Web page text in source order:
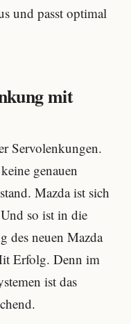
und passt optimal
mit
Servolenkungen.
genauen
Mazda ist sich
so ist in die
des neuen Mazda
Erfolg. Denn im
ist das